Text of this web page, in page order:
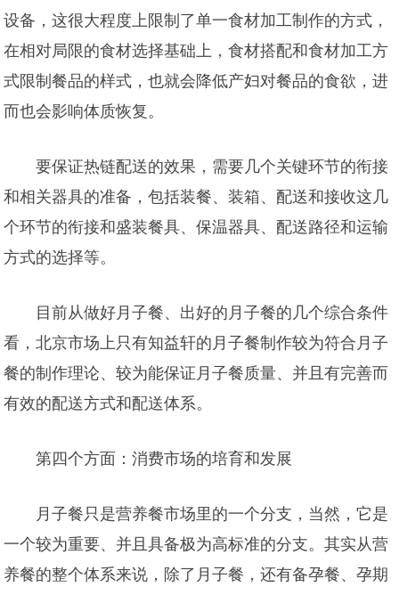
设备，这很大程度上限制了单一食材加工制作的方式，
在相对局限的食材选择基础上，食材搭配和食材加工方
式限制餐品的样式，也就会降低产妇对餐品的食欲，进
而也会影响体质恢复。
要保证热链配送的效果，需要几个关键环节的衔接
和相关器具的准备，包括装餐、装箱、配送和接收这几
个环节的衔接和盛装餐具、保温器具、配送路径和运输
方式的选择等。
目前从做好月子餐、出好的月子餐的几个综合条件
看，北京市场上只有知益轩的月子餐制作较为符合月子
餐的制作理论、较为能保证月子餐质量、并且有完善而
有效的配送方式和配送体系。
第四个方面：消费市场的培育和发展
月子餐只是营养餐市场里的一个分支，当然，它是
一个较为重要、并且具备极为高标准的分支。其实从营
养餐的整个体系来说，除了月子餐，还有备孕餐、孕期